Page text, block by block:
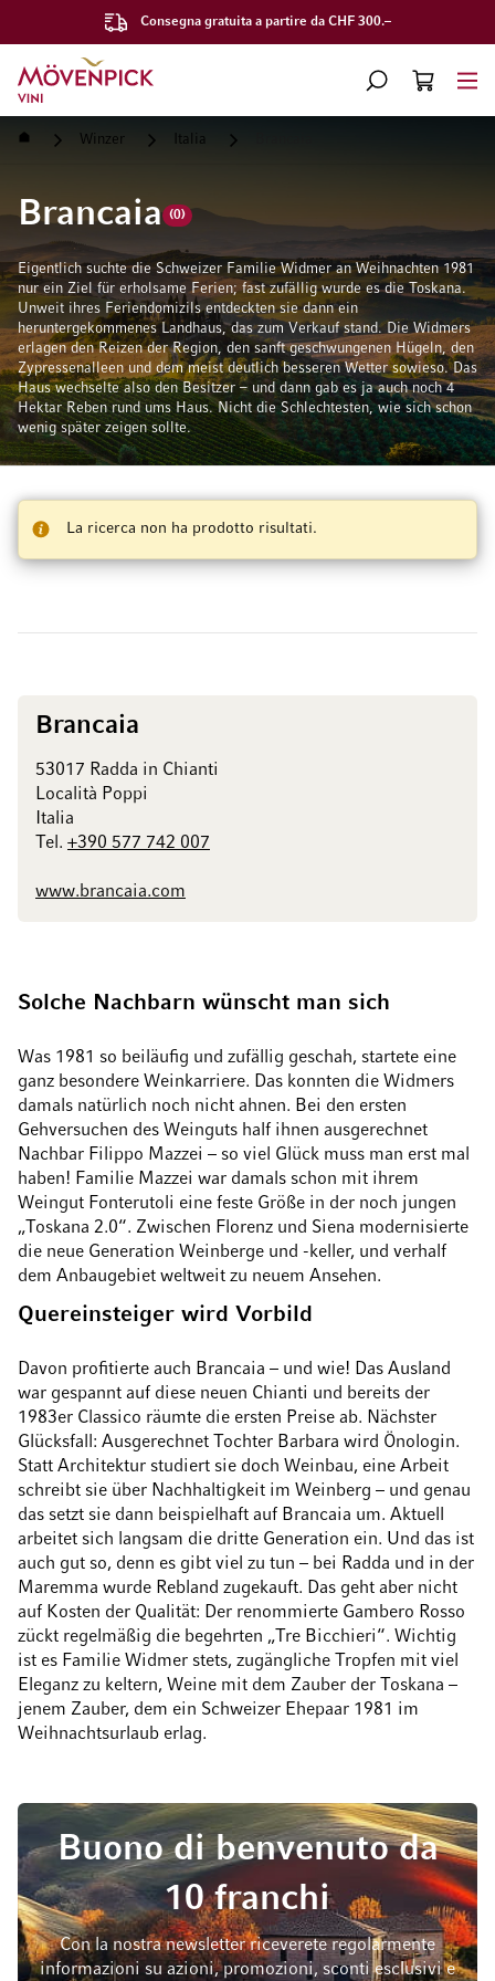
Consegna gratuita a partire da CHF 300.–
Vai alla Home Page
CERCA
CART
Home Winzer Italia
Brancaia (0)
Eigentlich suchte die Schweizer Familie Widmer an Weihnachten 1981
nur ein Ziel für erholsame Ferien; fast zufällig wurde es die Toskana.
Unweit ihres Feriendomizils entdeckten sie dann ein
heruntergekommenes Landhaus, das zum Verkauf stand. Die Widmers
erlagen den Reizen der Region, den sanft geschwungenen Hügeln, den
Zypressenalleen und dem meist deutlich besseren Wetter sowieso. Das
Haus wechselte also den Besitzer – und dann gab es ja auch noch 4
Hektar Reben rund ums Haus. Nicht die Schlechtesten, wie sich schon
wenig später zeigen sollte.
La ricerca non ha prodotto risultati.
Brancaia
53017 Radda in Chianti
Località Poppi
Italia
Tel. +390 577 742 007
www.brancaia.com
Solche Nachbarn wünscht man sich
Was 1981 so beiläufig und zufällig geschah, startete eine
ganz besondere Weinkarriere. Das konnten die Widmers
damals natürlich noch nicht ahnen. Bei den ersten
Gehversuchen des Weinguts half ihnen ausgerechnet
Nachbar Filippo Mazzei – so viel Glück muss man erst mal
haben! Familie Mazzei war damals schon mit ihrem
Weingut Fonterutoli eine feste Größe in der noch jungen
„Toskana 2.0“. Zwischen Florenz und Siena modernisierte
die neue Generation Weinberge und -keller, und verhalf
dem Anbaugebiet weltweit zu neuem Ansehen.
Quereinsteiger wird Vorbild
Davon profitierte auch Brancaia – und wie! Das Ausland
war gespannt auf diese neuen Chianti und bereits der
1983er Classico räumte die ersten Preise ab. Nächster
Glücksfall: Ausgerechnet Tochter Barbara wird Önologin.
Statt Architektur studiert sie doch Weinbau, eine Arbeit
schreibt sie über Nachhaltigkeit im Weinberg – und genau
das setzt sie dann beispielhaft auf Brancaia um. Aktuell
arbeitet sich langsam die dritte Generation ein. Und das ist
auch gut so, denn es gibt viel zu tun – bei Radda und in der
Maremma wurde Rebland zugekauft. Das geht aber nicht
auf Kosten der Qualität: Der renommierte Gambero Rosso
zückt regelmäßig die begehrten „Tre Bicchieri“. Wichtig
ist es Familie Widmer stets, zugängliche Tropfen mit viel
Eleganz zu keltern, Weine mit dem Zauber der Toskana –
jenem Zauber, dem ein Schweizer Ehepaar 1981 im
Weihnachtsurlaub erlag.
Buono di benvenuto da
10 franchi
Con la nostra newsletter riceverete regolarmente
informazioni su azioni, promozioni, sconti esclusivi e